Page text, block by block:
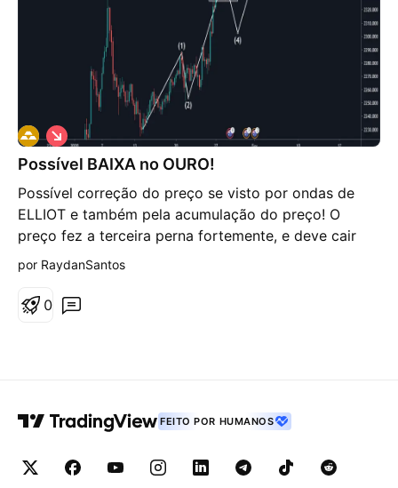
Possível BAIXA no OURO!
Possível correção do preço se visto por ondas de
ELLIOT e também pela acumulação do preço! O
preço fez a terceira perna fortemente, e deve cair
para buscar correção!
V
i
é
d
e
b
a
x
por RaydanSantos
0
FEITO POR HUMANOS